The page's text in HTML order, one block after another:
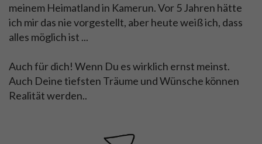
meinem Heimatland in Kamerun. Vor 5 Jahren hätte
ich mir das nie vorgestellt, aber heute weiß ich, dass
alles möglich ist ...
Auch für dich! Wenn Du es wirklich ernst meinst.
Auch Deine tiefsten Träume und Wünsche können
Realität werden..